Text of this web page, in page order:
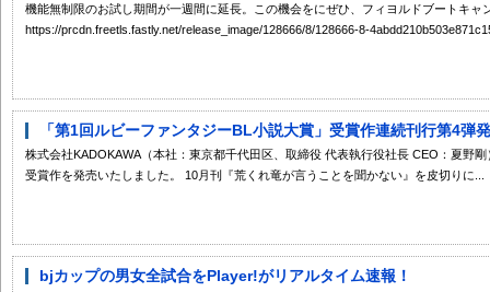
機能無制限のお試し期間が一週間に延長。この機会をにぜひ、フィヨルドブートキャ
https://prcdn.freetls.fastly.net/release_image/128666/8/128666-8-
「第1回ルビーファンタジーBL小説大賞」受賞作連続刊行第4
株式会社KADOKAWA（本社：東京都千代田区、取締役 代表執行役社長 CEO：夏野
受賞作を発売いたしました。 10月刊『荒くれ竜が言うことを聞かない』を皮切りに...
bjカップの男女全試合をPlayer!がリアルタイム速報！